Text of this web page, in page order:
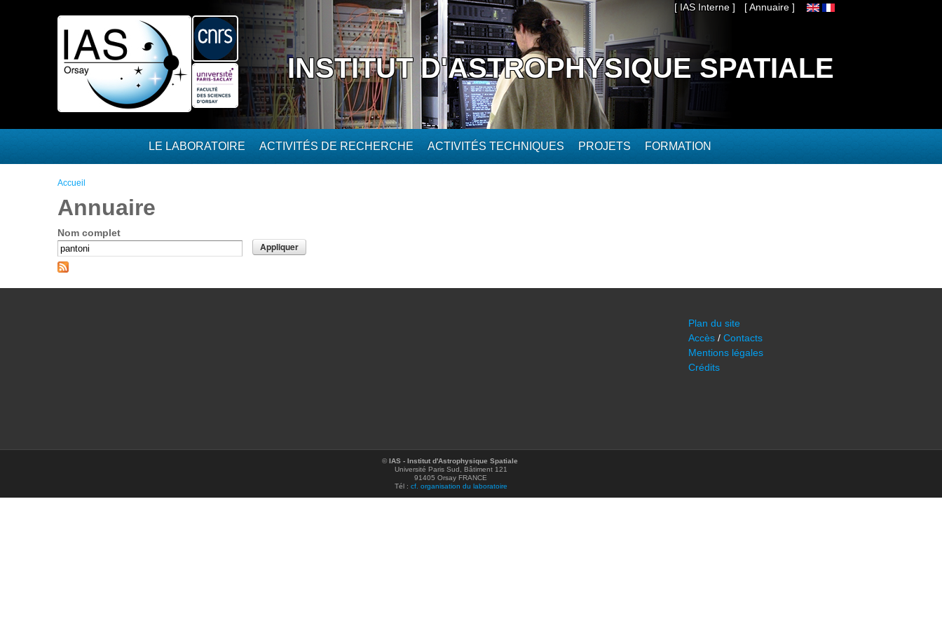
[ IAS Interne ] [ Annuaire ]
INSTITUT D'ASTROPHYSIQUE SPATIALE
LE LABORATOIRE ACTIVITÉS DE RECHERCHE ACTIVITÉS TECHNIQUES PROJETS FORMATION
Vous êtes ici
Accueil
Annuaire
Nom complet
Plan du site
Accès / Contacts
Mentions légales
Crédits
© IAS - Institut d'Astrophysique Spatiale
Université Paris Sud, Bâtiment 121
91405 Orsay FRANCE
Tél : cf. organisation du laboratoire